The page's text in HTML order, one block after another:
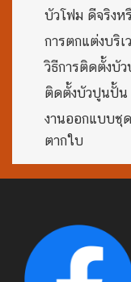
บัวโฟม ดีจริงห
การตกแต่งบริ
วิธีการติดตั้งบั
ติดตั้งบัวปูนปั้น
งานออกแบบชุ
ตากใบ